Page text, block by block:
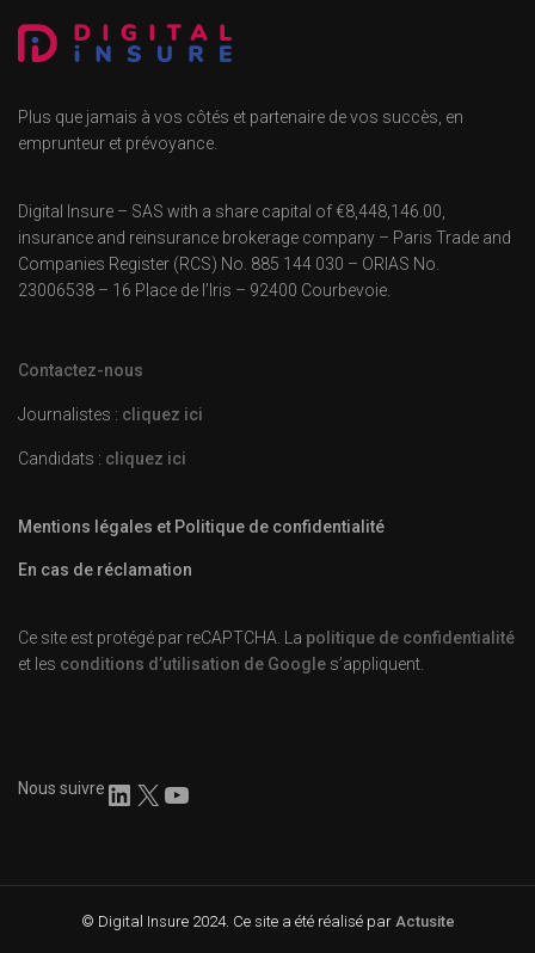
Plus que jamais à vos côtés et partenaire de vos succès, en
emprunteur et prévoyance.
Digital Insure – SAS with a share capital of €8,448,146.00,
insurance and reinsurance brokerage company – Paris Trade and
Companies Register (RCS) No. 885 144 030 – ORIAS No.
23006538 – 16 Place de l’Iris – 92400 Courbevoie.
Contactez-nous
Journalistes : cliquez ici
Candidats : cliquez ici
Mentions légales et Politique de confidentialité
En cas de réclamation
Ce site est protégé par reCAPTCHA. La politique de confidentialité
et les conditions d’utilisation de Google s’appliquent.
Nous suivre
© Digital Insure 2024. Ce site a été réalisé par Actusite